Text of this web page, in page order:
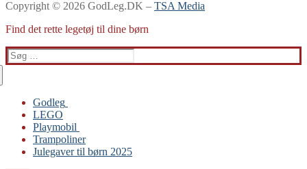
Copyright © 2026 GodLeg.DK – TSA Media
Find det rette legetøj til dine børn
Søg
efter:
Godleg
Gabby’s Dukkehus
Playmobil
Trampoliner
LEGO
LEGO
Playmobil
Trampoliner
Julegaver til børn 2025